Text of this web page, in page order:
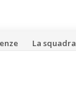
La squadra